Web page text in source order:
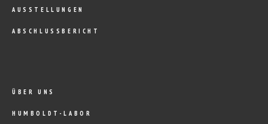
AUSSTELLUNGEN
ABSCHLUSSBERICHT
ÜBER UNS
HUMBOLDT-LABOR